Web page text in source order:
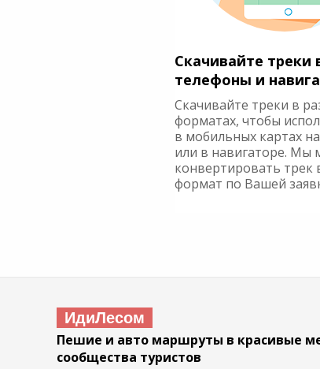
Скачивайте треки
телефоны и
Скачивайте треки в
форматах, чтобы
в мобильных картах
или в навигаторе. Мы
конвертировать трек
формат по Вашей
ИдиЛесом
Пешие и авто маршруты в красивые
сообщества туристов